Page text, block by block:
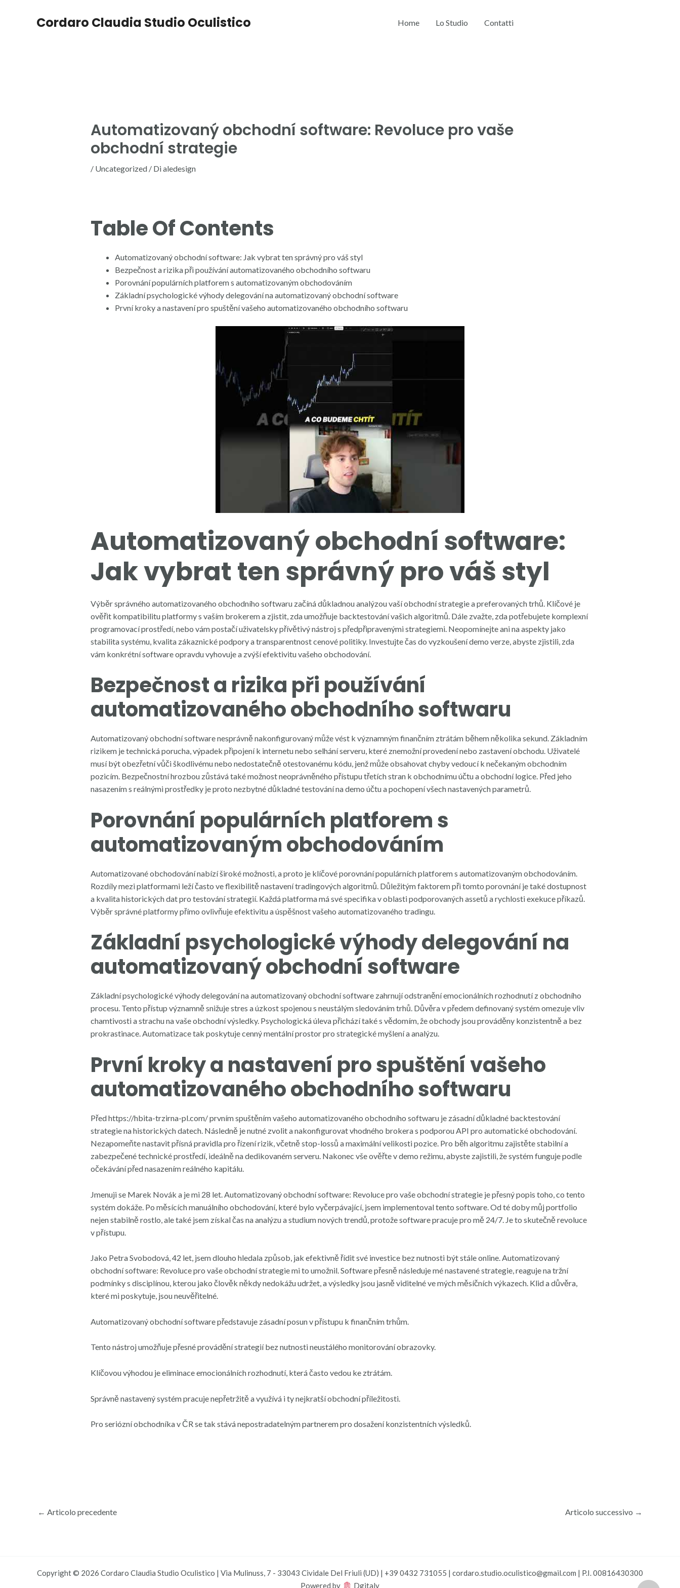
Cordaro Claudia Studio Oculistico Home Lo Studio Contatti
Automatizovaný obchodní software: Revoluce pro vaše
obchodní strategie
/ Uncategorized/ Dialedesign
Table Of Contents
Automatizovaný obchodní software: Jak vybrat ten správný pro váš styl
Bezpečnost a rizika při používání automatizovaného obchodního softwaru
Porovnání populárních platforem s automatizovaným obchodováním
Základní psychologické výhody delegování na automatizovaný obchodní software
První kroky a nastavení pro spuštění vašeho automatizovaného obchodního softwaru
Automatizovaný obchodní software:
Jak vybrat ten správný pro váš styl
Výběr správného automatizovaného obchodního softwaru začíná důkladnou analýzou vaší obchodní strategie a preferovaných trhů. Klíčové je
ověřit kompatibilitu platformy s vaším brokerem a zjistit, zda umožňuje backtestování vašich algoritmů. Dále zvažte, zda potřebujete komplexní
programovací prostředí, nebo vám postačí uživatelsky přívětivý nástroj s předpřipravenými strategiemi. Neopomínejte ani na aspekty jako
stabilita systému, kvalita zákaznické podpory a transparentnost cenové politiky. Investujte čas do vyzkoušení demo verze, abyste zjistili, zda
vám konkrétní software opravdu vyhovuje a zvýší efektivitu vašeho obchodování.
Bezpečnost a rizika při používání
automatizovaného obchodního softwaru
Automatizovaný obchodní software nesprávně nakonfigurovaný může vést k významným finančním ztrátám během několika sekund. Základním
rizikem je technická porucha, výpadek připojení k internetu nebo selhání serveru, které znemožní provedení nebo zastavení obchodu. Uživatelé
musí být obezřetní vůči škodlivému nebo nedostatečně otestovanému kódu, jenž může obsahovat chyby vedoucí k nečekaným obchodním
pozicím. Bezpečnostní hrozbou zůstává také možnost neoprávněného přístupu třetích stran k obchodnímu účtu a obchodní logice. Před jeho
nasazením s reálnými prostředky je proto nezbytné důkladné testování na demo účtu a pochopení všech nastavených parametrů.
Porovnání populárních platforem s
automatizovaným obchodováním
Automatizované obchodování nabízí široké možnosti, a proto je klíčové porovnání populárních platforem s automatizovaným obchodováním.
Rozdíly mezi platformami leží často ve flexibilitě nastavení tradingových algoritmů. Důležitým faktorem při tomto porovnání je také dostupnost
a kvalita historických dat pro testování strategií. Každá platforma má své specifika v oblasti podporovaných assetů a rychlosti exekuce příkazů.
Výběr správné platformy přímo ovlivňuje efektivitu a úspěšnost vašeho automatizovaného tradingu.
Základní psychologické výhody delegování na
automatizovaný obchodní software
Základní psychologické výhody delegování na automatizovaný obchodní software zahrnují odstranění emocionálních rozhodnutí z obchodního
procesu. Tento přístup významně snižuje stres a úzkost spojenou s neustálým sledováním trhů. Důvěra v předem definovaný systém omezuje vliv
chamtivosti a strachu na vaše obchodní výsledky. Psychologická úleva přichází také s vědomím, že obchody jsou prováděny konzistentně a bez
prokrastinace. Automatizace tak poskytuje cenný mentální prostor pro strategické myšlení a analýzu.
První kroky a nastavení pro spuštění vašeho
automatizovaného obchodního softwaru
Předhttps://hbita-trzirna-pl.com/prvním spuštěním vašeho automatizovaného obchodního softwaru je zásadní důkladné backtestování
strategie na historických datech. Následně je nutné zvolit a nakonfigurovat vhodného brokera s podporou API pro automatické obchodování.
Nezapomeňte nastavit přísná pravidla pro řízení rizik, včetně stop-lossů a maximální velikosti pozice. Pro běh algoritmu zajistěte stabilní a
zabezpečené technické prostředí, ideálně na dedikovaném serveru. Nakonec vše ověřte v demo režimu, abyste zajistili, že systém funguje podle
očekávání před nasazením reálného kapitálu.
Jmenuji se Marek Novák a je mi 28 let. Automatizovaný obchodní software: Revoluce pro vaše obchodní strategie je přesný popis toho, co tento
systém dokáže. Po měsících manuálního obchodování, které bylo vyčerpávající, jsem implementoval tento software. Od té doby můj portfolio
nejen stabilně rostlo, ale také jsem získal čas na analýzu a studium nových trendů, protože software pracuje pro mě 24/7. Je to skutečně revoluce
v přístupu.
Jako Petra Svobodová, 42 let, jsem dlouho hledala způsob, jak efektivně řídit své investice bez nutnosti být stále online. Automatizovaný
obchodní software: Revoluce pro vaše obchodní strategie mi to umožnil. Software přesně následuje mé nastavené strategie, reaguje na tržní
podmínky s disciplínou, kterou jako člověk někdy nedokážu udržet, a výsledky jsou jasně viditelné ve mých měsíčních výkazech. Klid a důvěra,
které mi poskytuje, jsou neuvěřitelné.
Automatizovaný obchodní software představuje zásadní posun v přístupu k finančním trhům.
Tento nástroj umožňuje přesné provádění strategií bez nutnosti neustálého monitorování obrazovky.
Klíčovou výhodou je eliminace emocionálních rozhodnutí, která často vedou ke ztrátám.
Správně nastavený systém pracuje nepřetržitě a využívá i ty nejkratší obchodní příležitosti.
Pro seriózní obchodníka v ČR se tak stává nepostradatelným partnerem pro dosažení konzistentních výsledků.
articoli
← Articolo precedente Articolo successivo →
Copyright © 2026 Cordaro Claudia Studio Oculistico | Via Mulinuss, 7 - 33043 Cividale Del Friuli (UD) | +39 0432 731055 | cordaro.studio.oculistico@gmail.com | P.I. 00816430300
Powered by
Dgitaly